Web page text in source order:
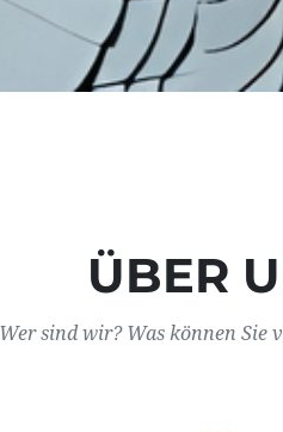
ÜBER
Wer sind wir? Was können Sie